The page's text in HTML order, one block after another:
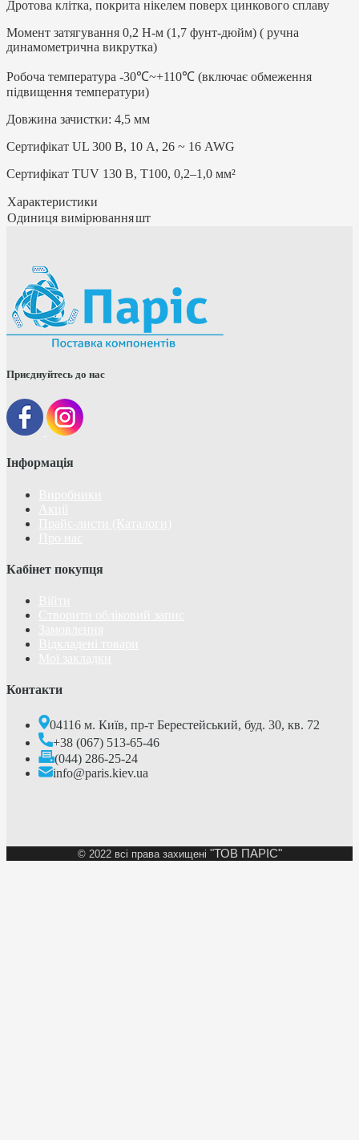
Дротова клітка, покрита нікелем поверх цинкового сплаву
Момент затягування 0,2 Н-м (1,7 фунт-дюйм) ( ручна
динамометрична викрутка)
Робоча температура -30℃~+110℃ (включає обмеження
підвищення температури)
Довжина зачистки: 4,5 мм
Сертифікат UL 300 В, 10 А, 26 ~ 16 AWG
Сертифікат TUV 130 В, T100, 0,2–1,0 мм²
Характеристики
Одиниця вимірюванняшт
Приєднуйтесь до нас
Інформація
Кабінет покупця
Контакти
04116 м. Київ, пр-т Берестейський, буд. 30, кв. 72
+38 (067) 513-65-46
(044) 286-25-24
info@paris.kiev.ua
© 2022 всі права захищені "ТОВ ПАРІС"